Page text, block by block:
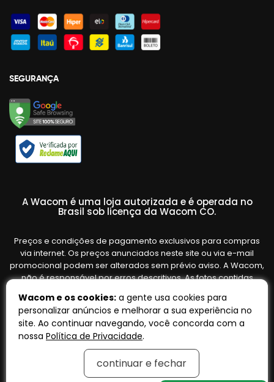
SEGURANÇA
A Wacom é uma loja autorizada e é operada no
Brasil sob licença da Wacom CO.
Preços e condições de pagamento exclusivos para compras
via internet. Os preços anunciados neste site ou via e-mail
promocional podem ser alterados sem prévio aviso. A Wacom,
não é responsável por erros descritivos. As fotos contidas
variar de acordo com o fornecedor/lote do fabricante. Ofertas
válidas até o término de nossos estoques. Vendas sujeitas à
análise e confirmação de dados.
Wacom e os cookies: a gente usa cookies para
personalizar anúncios e melhorar a sua experiência no
site. Ao continuar navegando, você concorda com a
nossa Política de Privacidade.
continuar e fechar